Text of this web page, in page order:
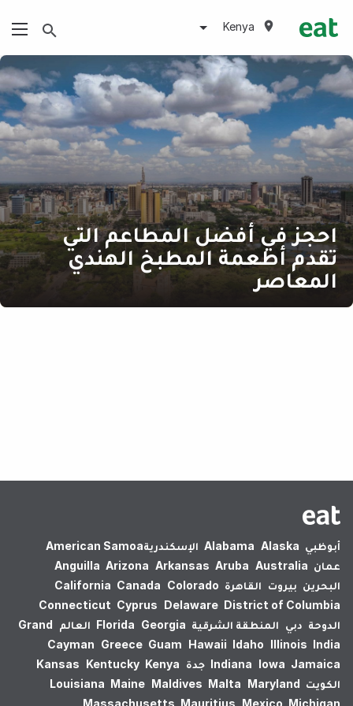
Kenya
احجز في أفضل المطاعم التي
تقدم أطعمة المطبخ الهندي
المعاصر
أبوظبي Alabama Alaska الإسكندرية‎American Samoa
عمان
Anguilla Arizona Arkansas Aruba Australia
البحرين بيروت القاهرة California Canada Colorado
Connecticut Cyprus Delaware District of Columbia
الدوحة دبي المنطقة الشرقية Florida Georgia العالم
Grand
Cayman Greece Guam Hawaii Idaho Illinois India
Indiana Iowa Jamaica جدة Kansas Kentucky Kenya
الكويت
Louisiana Maine Maldives Malta Maryland